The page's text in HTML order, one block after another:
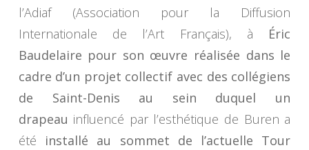
l’Adiaf (Association pour la Diffusion
Internationale de l’Art Français), à Éric
Baudelaire pour son œuvre réalisée dans le
cadre d’un projet collectif avec des collégiens
de Saint-Denis au sein duquel un
drapeau influencé par l’esthétique de Buren a
été installé au sommet de l’actuelle Tour